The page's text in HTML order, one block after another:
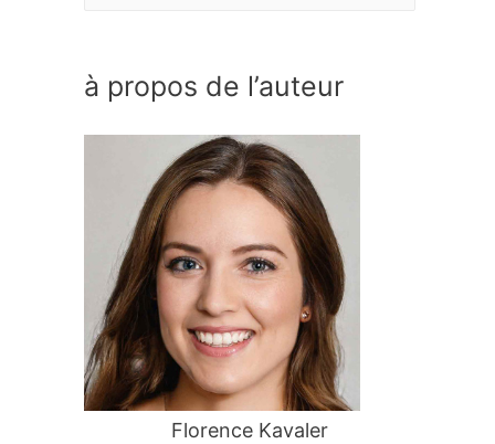
h
:
à propos de l’auteur
Florence Kavaler